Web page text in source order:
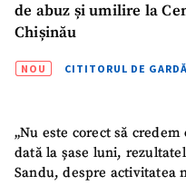
de abuz și umilire la
Chișinău
NOU CITITORUL DE GARDĂ
„Nu este corect să
dată la șase luni,
Sandu, despre activitatea
Nume
Email+ Emailul meu
Telefon
+ Telefon
Am citit și sunt de